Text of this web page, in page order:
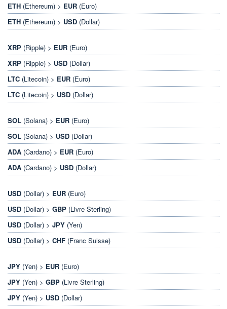
ETH (Ethereum) > EUR (Euro)
ETH (Ethereum) > USD (Dollar)
XRP (Ripple) > EUR (Euro)
XRP (Ripple) > USD (Dollar)
LTC (Litecoin) > EUR (Euro)
LTC (Litecoin) > USD (Dollar)
SOL (Solana) > EUR (Euro)
SOL (Solana) > USD (Dollar)
ADA (Cardano) > EUR (Euro)
ADA (Cardano) > USD (Dollar)
USD (Dollar) > EUR (Euro)
USD (Dollar) > GBP (Livre Sterling)
USD (Dollar) > JPY (Yen)
USD (Dollar) > CHF (Franc Suisse)
JPY (Yen) > EUR (Euro)
JPY (Yen) > GBP (Livre Sterling)
JPY (Yen) > USD (Dollar)